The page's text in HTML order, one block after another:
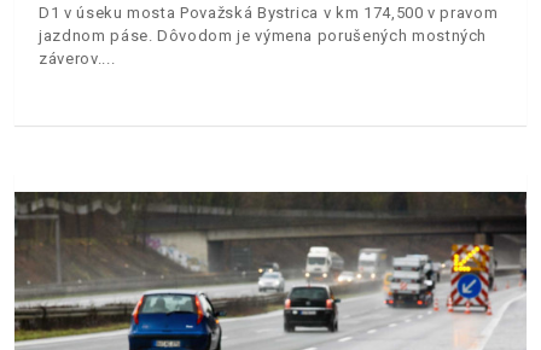
D1 v úseku mosta Považská Bystrica v km 174,500 v pravom
jazdnom páse. Dôvodom je výmena porušených mostných
záverov.